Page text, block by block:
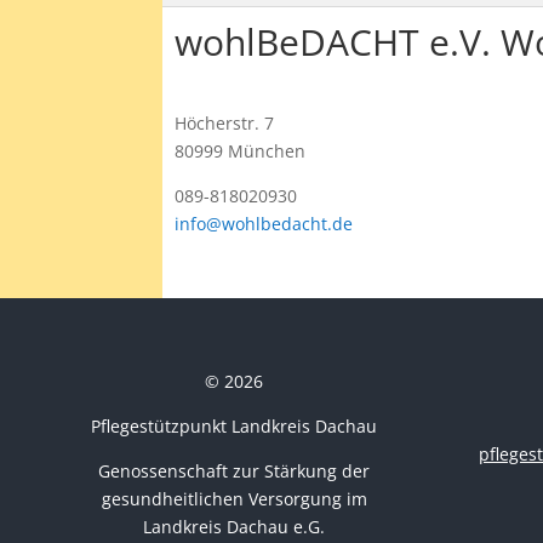
wohlBeDACHT e.V.
Höcherstr. 7
80999 München
089-818020930
info@wohlbedacht.de
© 2026
Pflegestützpunkt Landkreis Dachau
Genossenschaft zur Stärkung der
gesundheitlichen Versorgung im
Landkreis Dachau e.G.